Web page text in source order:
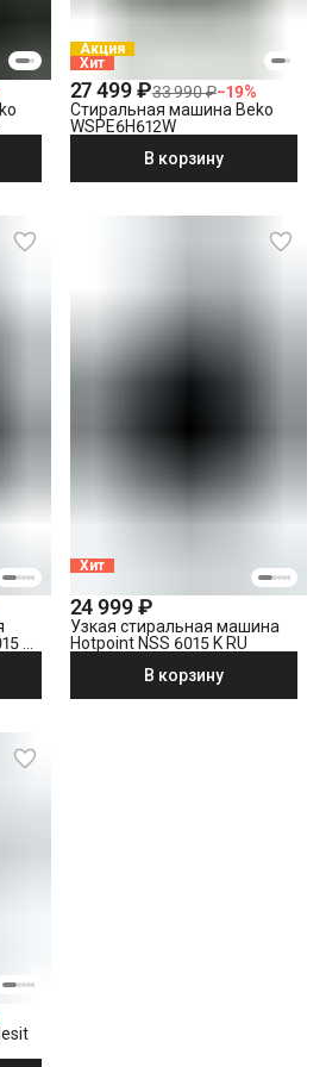
стиральной машины
Акция
Хит
27 499 ₽33 990 ₽−19%
Стиральная машина Beko
WSPE6H612W
В корзину
S
Хит
24 999 ₽
Узкая стиральная машина
Hotpoint NSS 6015 K RU
В корзину